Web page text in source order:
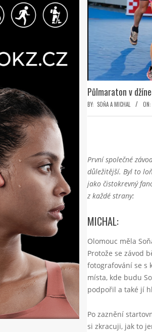
Půlmaraton v
BY: SOŇA A MICHAL ON:
První společné
důležitější. Byl to
jako čistokrevný
z každé strany:
MICHAL:
Olomouc měla
Protože se závod
fotografování se s
místa, kde budu
podpořil a také jí
Po zaznění
si zkracuji, jak to